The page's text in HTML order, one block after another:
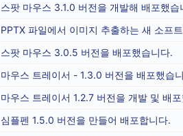
스팟 마우스 3.1.0 버전을 개발해 배포했습
스팟 마우스 3.0.5 버전을 배포했습니다.
마우스 트레이서 - 1.3.0 버전을 배포했습
심플펜 1.5.0 버전을 만들어 배포합니다.